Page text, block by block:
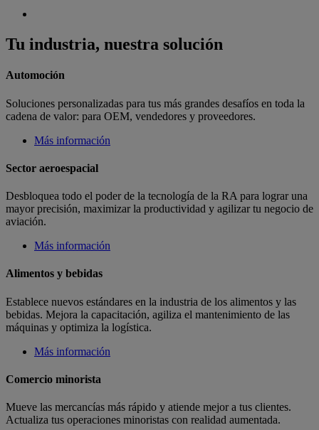
Tu industria, nuestra solución
Automoción
Soluciones personalizadas para tus más grandes desafíos en toda la
cadena de valor: para OEM, vendedores y proveedores.
Más información
Sector aeroespacial
Desbloquea todo el poder de la tecnología de la RA para lograr una
mayor precisión, maximizar la productividad y agilizar tu negocio de
aviación.
Más información
Alimentos y bebidas
Establece nuevos estándares en la industria de los alimentos y las
bebidas. Mejora la capacitación, agiliza el mantenimiento de las
máquinas y optimiza la logística.
Más información
Comercio minorista
Mueve las mercancías más rápido y atiende mejor a tus clientes.
Actualiza tus operaciones minoristas con realidad aumentada.